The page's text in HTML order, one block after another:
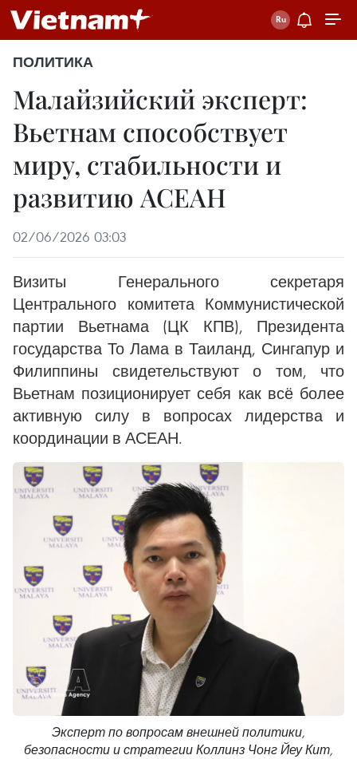
ПОЛИТИКА
Малайзийский эксперт:
Вьетнам способствует
миру, стабильности и
развитию АСЕАН
02/06/2026 03:03
Визиты Генерального секретаря
Центрального комитета Коммунистической
партии Вьетнама (ЦК КПВ), Президента
государства То Лама в Таиланд, Сингапур и
Филиппины свидетельствуют о том, что
Вьетнам позиционирует себя как всё более
активную силу в вопросах лидерства и
координации в АСЕАН.
Эксперт по вопросам внешней политики,
безопасности и стратегии Коллинз Чонг Йеу Кит,